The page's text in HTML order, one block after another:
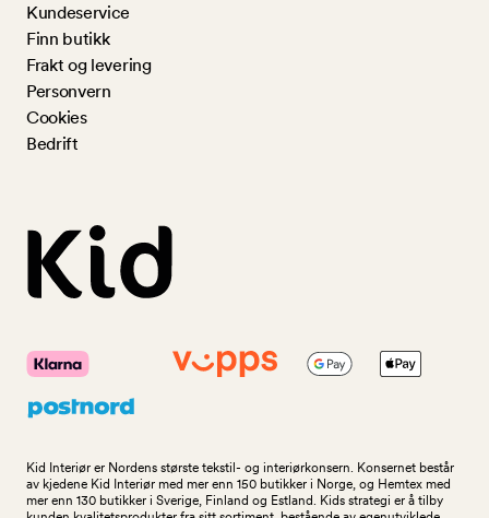
Kundeservice
Finn butikk
Frakt og levering
Personvern
Cookies
Bedrift
Kid Interiør er Nordens største tekstil- og interiørkonsern. Konsernet består
av kjedene Kid Interiør med mer enn 150 butikker i Norge, og Hemtex med
mer enn 130 butikker i Sverige, Finland og Estland. Kids strategi er å tilby